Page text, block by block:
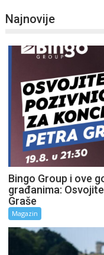
Najnovije
Bingo Group i ove
građanima:
Graše
Magazin